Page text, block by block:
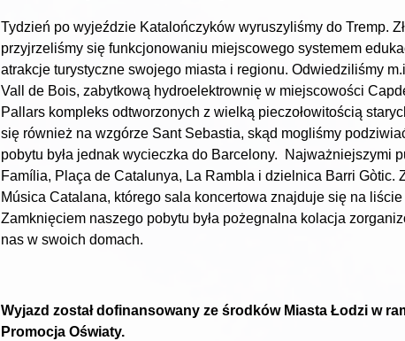
Tydzień po wyjeździe Katalończyków wyruszyliśmy do Tremp.
przyjrzeliśmy się funkcjonowaniu miejscowego systemem
atrakcje turystyczne swojego miasta i regionu. Odwiedziliśmy
Vall de Bois, zabytkową hydroelektrownię w miejscowości
Pallars kompleks odtworzonych z wielką pieczołowitością
się również na wzgórze Sant Sebastia, skąd mogliśmy
pobytu była jednak wycieczka do Barcelony. Najważniejszymi
Família, Plaça de Catalunya, La Rambla i dzielnica Barri
Música Catalana, którego sala koncertowa znajduje się na
Zamknięciem naszego pobytu była pożegnalna kolacja
nas w swoich domach.
Wyjazd został dofinansowany ze środków Miasta Łodzi w
Promocja Oświaty.